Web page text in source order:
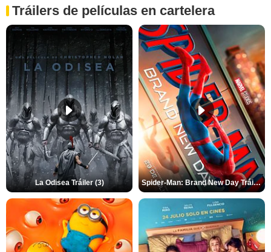
Tráilers de películas en cartelera
La Odisea Tráiler (3) Spider-Man: Brand New Day Tráiler (3)